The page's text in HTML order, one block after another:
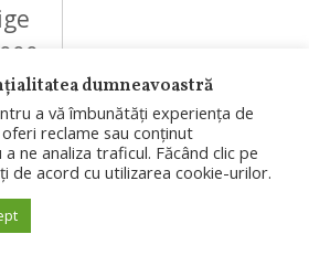
la
dumneavoastră
a vă îmbunătăți experiența de
reclame sau conținut
ne analiza traficul. Făcând clic pe
de acord cu utilizarea cookie-urilor.